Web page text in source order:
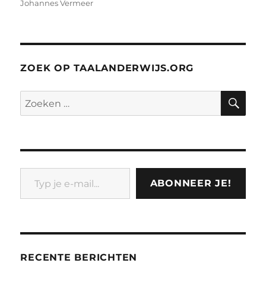
Johannes Vermeer
ZOEK OP TAALANDERWIJS.ORG
Zoeken
naar:
Typ je e-mail...
ABONNEER JE!
RECENTE BERICHTEN